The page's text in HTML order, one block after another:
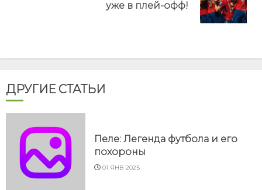
уже в плей-офф!
ДРУГИЕ СТАТЬИ
Пеле: Легенда футбола и его
похороны
01 ЯНВ 2025